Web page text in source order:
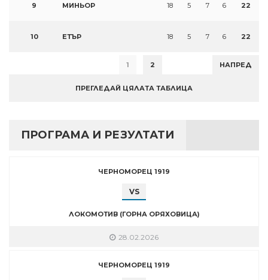
9 МИНЬОР 18 5 7 6 22
10 ЕТЪР 18 5 7 6 22
1 2 НАПРЕД
ПРЕГЛЕДАЙ ЦЯЛАТА ТАБЛИЦА
ПРОГРАМА И РЕЗУЛТАТИ
ЧЕРНОМОРЕЦ 1919
VS
ЛОКОМОТИВ (ГОРНА ОРЯХОВИЦА)
28.02.2026
ЧЕРНОМОРЕЦ 1919